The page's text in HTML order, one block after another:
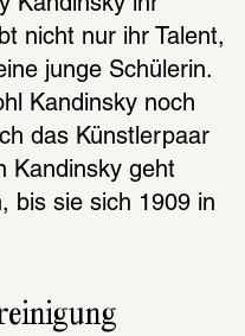
Kandinsky ihr
nicht nur ihr Talent,
junge Schülerin.
Kandinsky noch
das Künstlerpaar
Kandinsky geht
bis sie sich 1909 in